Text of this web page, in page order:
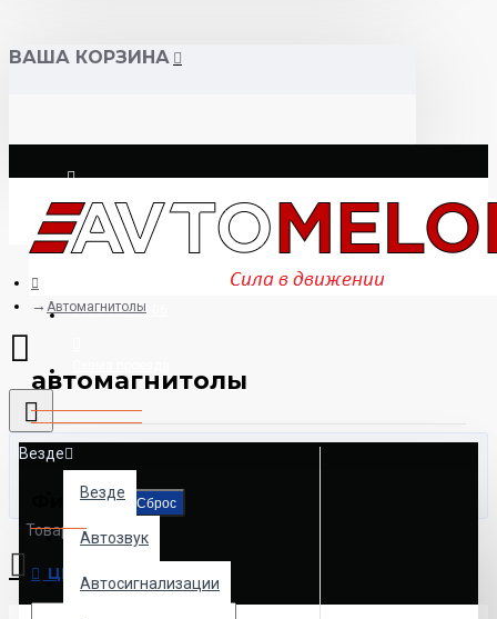
ВАША КОРЗИНА
Логин
Регистрация
8925-507-78-06
Везде
Везде
Автозвук
Автосигнализации
Товаров: 0 (0.00р.)
Автомагнитолы
автомагнитолы
Фильтр Сброс
ЦЕНА